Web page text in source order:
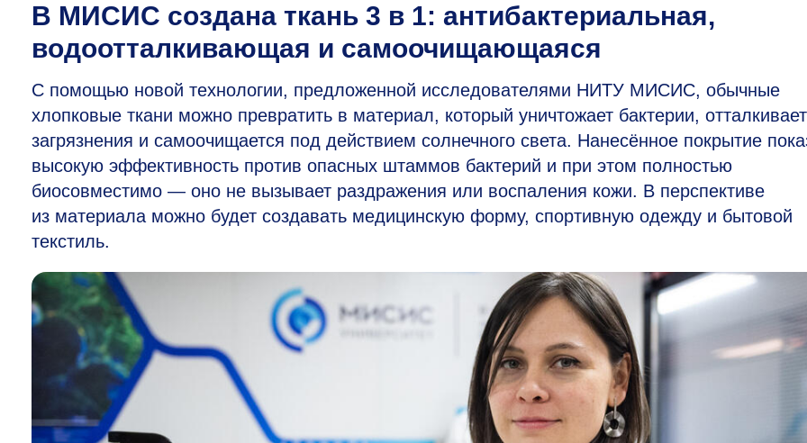
В МИСИС создана ткань 3 в 1: антибактериальная,
водоотталкивающая и самоочищающаяся
С помощью новой технологии, предложенной исследователями НИТУ МИСИС, обычные
хлопковые ткани можно превратить в материал, который уничтожает бактерии, отталкивает
загрязнения и самоочищается под действием солнечного света. Нанесённое покрытие
высокую эффективность против опасных штаммов бактерий и при этом полностью
биосовместимо — оно не вызывает раздражения или воспаления кожи. В перспективе
из материала можно будет создавать медицинскую форму, спортивную одежду и бытовой
текстиль.